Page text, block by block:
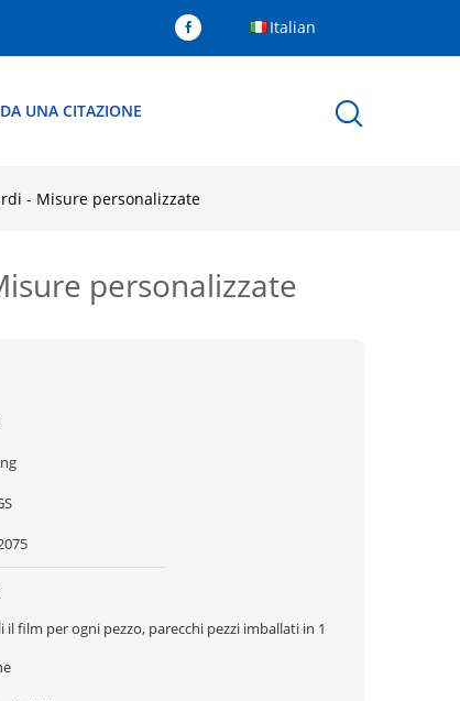
Italian
UNA CITAZIONE
- Misure personalizzate
personalizzate
il film per ogni pezzo, parecchi pezzi imballati in 1